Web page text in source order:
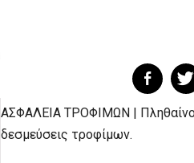
ΑΣΦΑΛΕΙΑ ΤΡΟΦΙΜΩΝ |
δεσμεύσεις τροφίμων.